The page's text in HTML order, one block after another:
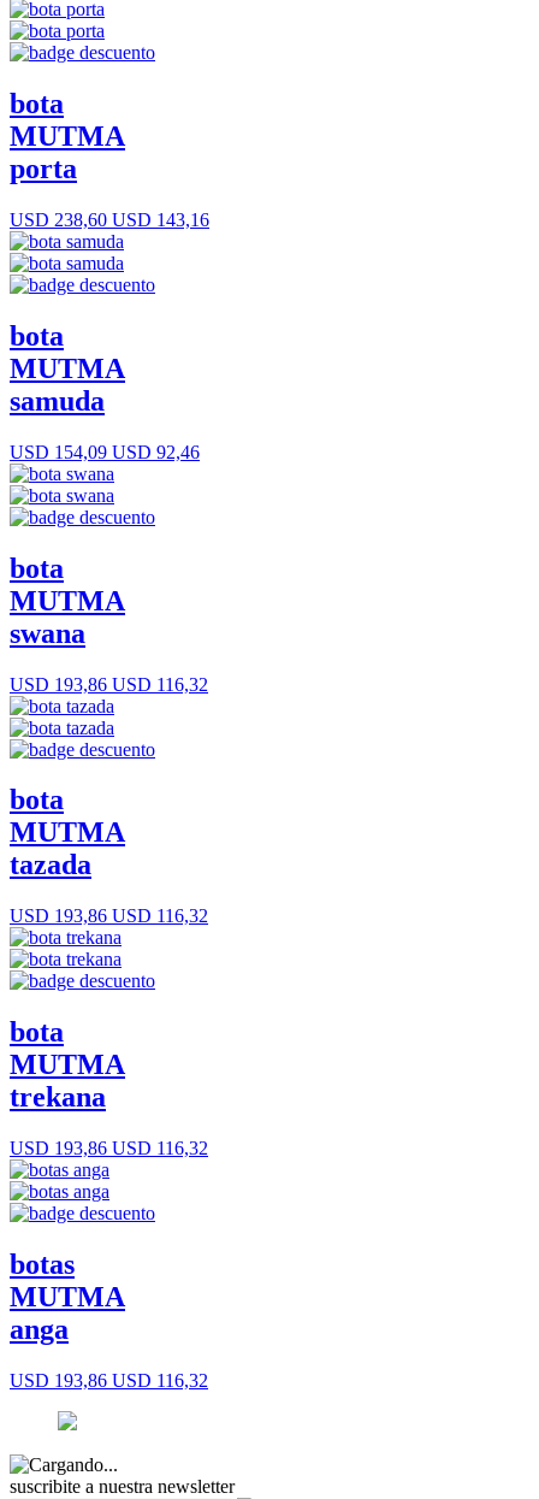
bota
MUTMA
porta
USD 238,60 USD 143,16
bota
MUTMA
samuda
USD 154,09 USD 92,46
bota
MUTMA
swana
USD 193,86 USD 116,32
bota
MUTMA
tazada
USD 193,86 USD 116,32
bota
MUTMA
trekana
USD 193,86 USD 116,32
botas
MUTMA
anga
USD 193,86 USD 116,32
suscribite a nuestra newsletter